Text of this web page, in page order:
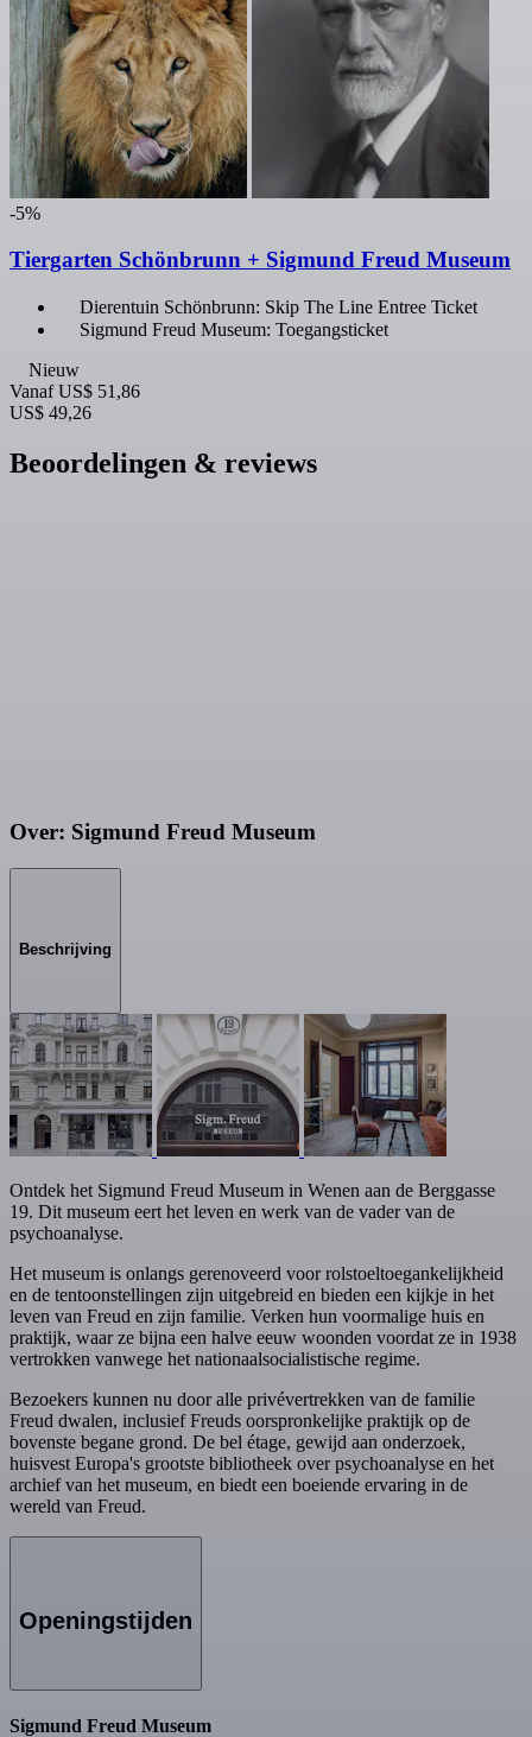
-5%
Tiergarten Schönbrunn + Sigmund Freud Museum
Dierentuin Schönbrunn: Skip The Line Entree Ticket
Sigmund Freud Museum: Toegangsticket
Nieuw
Vanaf US$ 51,86
US$ 49,26
Beoordelingen & reviews
Over: Sigmund Freud Museum
Beschrijving
Ontdek het Sigmund Freud Museum in Wenen aan de Berggasse
19. Dit museum eert het leven en werk van de vader van de
psychoanalyse.
Het museum is onlangs gerenoveerd voor rolstoeltoegankelijkheid
en de tentoonstellingen zijn uitgebreid en bieden een kijkje in het
leven van Freud en zijn familie. Verken hun voormalige huis en
praktijk, waar ze bijna een halve eeuw woonden voordat ze in 1938
vertrokken vanwege het nationaalsocialistische regime.
Bezoekers kunnen nu door alle privévertrekken van de familie
Freud dwalen, inclusief Freuds oorspronkelijke praktijk op de
bovenste begane grond. De bel étage, gewijd aan onderzoek,
huisvest Europa's grootste bibliotheek over psychoanalyse en het
archief van het museum, en biedt een boeiende ervaring in de
wereld van Freud.
Openingstijden
Sigmund Freud Museum